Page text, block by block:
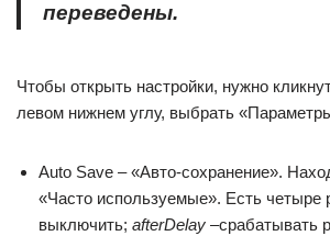
переведены.
Чтобы открыть настройки, нужно
левом нижнем углу, выбрать
Auto Save – «Авто-сохранение».
«Часто используемые». Есть четыре
выключить; afterDelay –срабатывать